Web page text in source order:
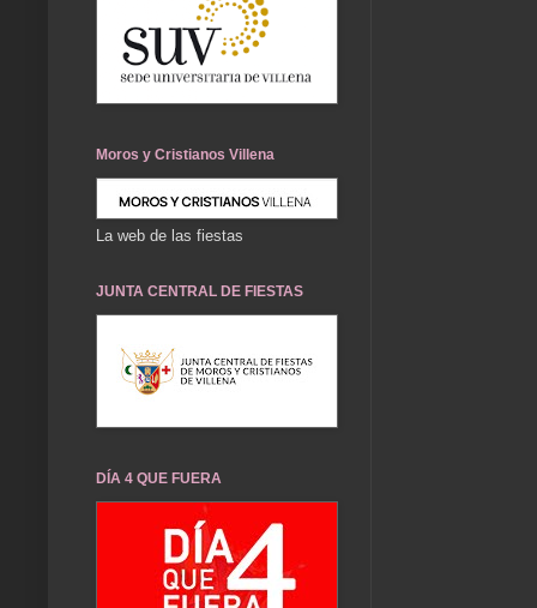
Moros y Cristianos Villena
La web de las fiestas
JUNTA CENTRAL DE FIESTAS
DÍA 4 QUE FUERA